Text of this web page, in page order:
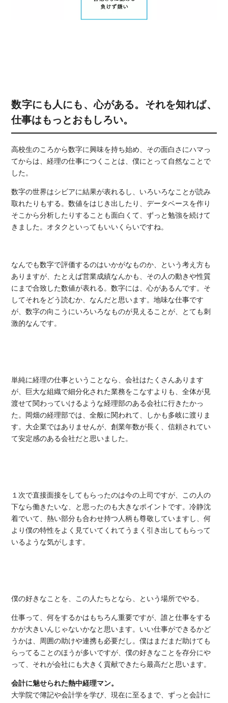
数字にも人にも、心がある。​それを知れば、
仕事はもっとおもしろい。
高校生のころから数字に興味を持ち始め、その面白さにハマっ
てからは、経理の仕事につくことは、僕にとって自然なことで
した。
数字の世界はシビアに結果が表れるし、いろいろなことが読み
取れたりもする。数値をはじき出したり、データベースを作り
そこから分析したりすることも面白くて、ずっと勉強を続けて
きました。オタクといってもいいくらいですね。
なんでも数字で評価するのはいかがなものか、という考え方も
ありますが、たとえば営業成績なんかも、その人の動きや性質
にまで合致した数値が表れる。数字には、心があるんです。そ
してそれをどう読むか、なんだと思います。地味な仕事です
が、数字の向こうにいろいろなものが見えることが、とても刺
激的なんです。
​単純に経理の仕事ということなら、会社はたくさんあります
が、巨大な組織で細分化された業務をこなすよりも、全体が見
渡せて関わっていけるような経理部のある会社に行きたかっ
た。岡畑の経理部では、全般に関われて、しかも多岐に渡りま
す。大企業ではありませんが、創業年数が長く、信頼されてい
て安定感のある会社だと思いました。
１次で直接面接をしてもらったのは今の上司ですが、この人の
下なら働きたいな、と思ったのも大きなポイントです。冷静沈
着でいて、熱い部分も合わせ持つ人柄も尊敬していますし、何
より僕の特性をよく見ていてくれてうまく引き出してもらって
いるような気がします。
僕の好きなことを、この人たちとなら、という場所でやる。
仕事って、何をするかはもちろん重要ですが、誰と仕事をする
かが大きいんじゃないかなと思います。いい仕事ができるかど
うかは、周囲の助けや連携も必要だし。僕はまだまだ助けても
らってることのほうが多いですが、​僕の好きなことを存分にや
って、それが会社にも大きく貢献できたら最高だと思います。
会計に魅せられた熱中経理マン。
大学院で簿記や会計学を学び、現在に至るまで、ずっと会計に